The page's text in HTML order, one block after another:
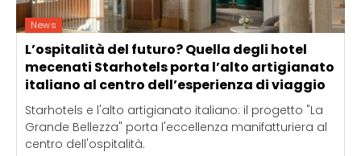
News
L’ospitalità del futuro? Quella degli hotel
mecenati Starhotels porta l’alto artigianato
italiano al centro dell’esperienza di viaggio
Starhotels e l'alto artigianato italiano: il progetto "La
Grande Bellezza" porta l'eccellenza manifatturiera al
centro dell'ospitalità.